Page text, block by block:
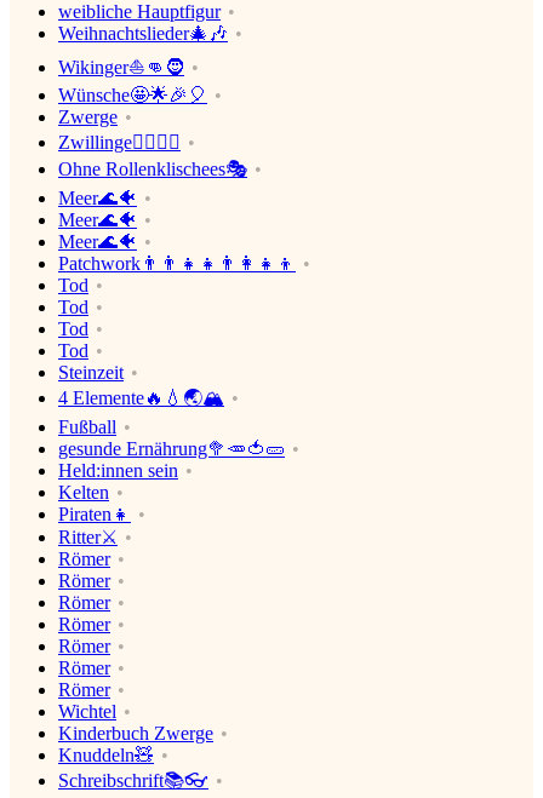
weibliche Hauptfigur
Weihnachtslieder🎄🎶
Wikinger⛵👊🧔
Wünsche🤩🌟🎉🎈
Zwerge
Zwillinge🙎‍♂️🙎‍♀️
Ohne Rollenklischees🎭
Meer🌊🐠
Meer🌊🐠
Meer🌊🐠
Patchwork👨‍👨‍👧‍👧👨‍👩‍👧‍👦
Tod
Tod
Tod
Tod
Steinzeit
4 Elemente🔥💧🌏🏔
Fußball
gesunde Ernährung🥦🥕🍅🥒
Held:innen sein
Kelten
Piraten👧
Ritter⚔
Römer
Römer
Römer
Römer
Römer
Römer
Römer
Wichtel
Kinderbuch Zwerge
Knuddeln🧸
Schreibschrift📚👓